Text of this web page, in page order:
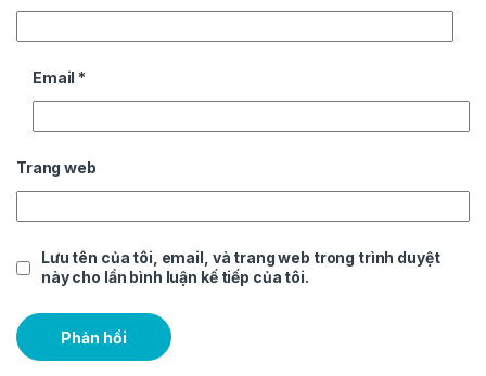
Email *
Trang web
Lưu tên của tôi, email, và trang web trong trình duyệt
này cho lần bình luận kế tiếp của tôi.